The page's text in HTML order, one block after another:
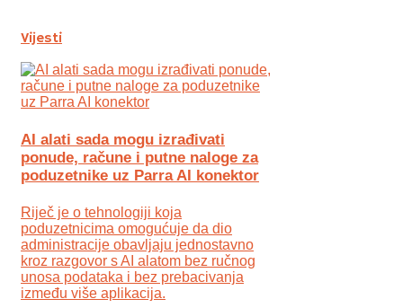
Vijesti
AI alati sada mogu izrađivati
ponude, račune i putne naloge za
poduzetnike uz Parra AI konektor
Riječ je o tehnologiji koja
poduzetnicima omogućuje da dio
administracije obavljaju jednostavno
kroz razgovor s AI alatom bez ručnog
unosa podataka i bez prebacivanja
između više aplikacija.